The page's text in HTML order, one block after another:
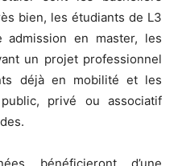
bien, les étudiants de L3
admission en master, les
un projet professionnel
déjà en mobilité et les
privé ou associatif